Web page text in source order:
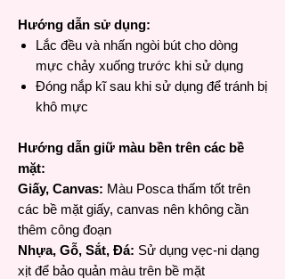
Hướng dẫn sử dụng:
Lắc đều và nhấn ngòi bút cho dòng
mực chảy xuống trước khi sử dụng
Đóng nắp kĩ sau khi sử dụng để tránh bị
khô mực
Hướng dẫn giữ màu bền trên các bề
mặt:
Giấy, Canvas: Màu Posca thấm tốt trên
các bề mặt giấy, canvas nên không cần
thêm công đoạn
Nhựa, Gỗ, Sắt, Đá: Sử dụng vẹc-ni dạng
xịt để bảo quản màu trên bề mặt